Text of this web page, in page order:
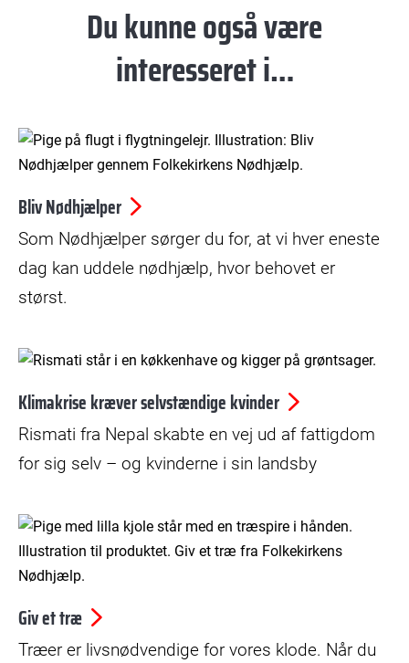
Du kunne også være
interesseret i…
Bliv Nødhjælper
Som Nødhjælper sørger du for, at vi hver eneste
dag kan uddele nødhjælp, hvor behovet er
størst.
Klimakrise kræver selvstændige kvinder
Rismati fra Nepal skabte en vej ud af fattigdom
for sig selv – og kvinderne i sin landsby
Giv et træ
Træer er livsnødvendige for vores klode. Når du